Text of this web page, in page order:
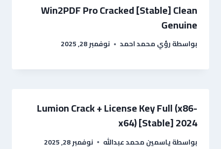
Win2PDF Pro Cracked [Stable] Clean
Genuine
بواسطةرؤي محمد احمد نوفمبر 28, 2025
Lumion Crack + License Key Full (x86-
x64) [Stable] 2024
بواسطةياسمين محمد عبدالله نوفمبر 28, 2025